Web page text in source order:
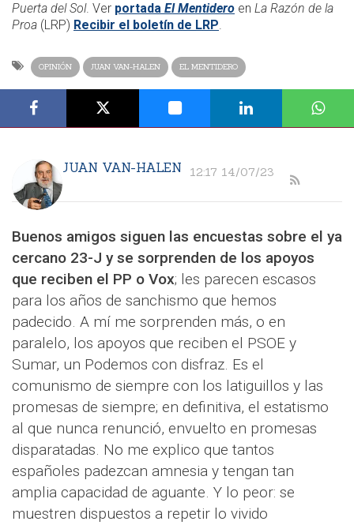
Puerta del Sol. Ver portada El Mentidero en La Razón de la
Proa (LRP) Recibir el boletín de LRP.​
OPINIÓN JUAN VAN-HALEN EL MENTIDERO
JUAN VAN-HALEN 12:17 14/07/23
Buenos amigos siguen las encuestas sobre el ya
cercano 23-J y se sorprenden de los apoyos
que reciben el PP o Vox; les parecen escasos
para los años de sanchismo que hemos
padecido. A mí me sorprenden más, o en
paralelo, los apoyos que reciben el PSOE y
Sumar, un Podemos con disfraz. Es el
comunismo de siempre con los latiguillos y las
promesas de siempre; en definitiva, el estatismo
al que nunca renunció, envuelto en promesas
disparatadas. No me explico que tantos
españoles padezcan amnesia y tengan tan
amplia capacidad de aguante. Y lo peor: se
muestren dispuestos a repetir lo vivido